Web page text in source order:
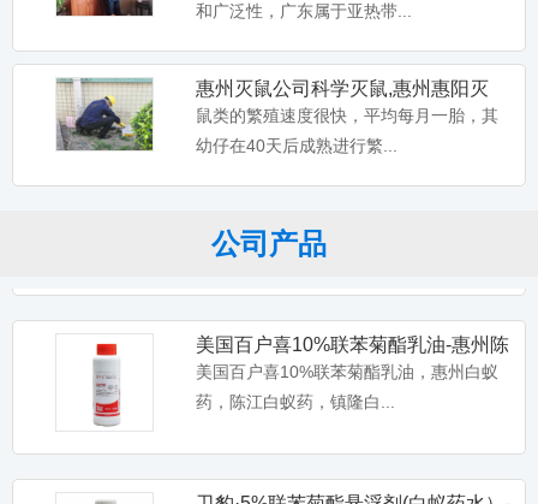
和广泛性，广东属于亚热带...
惠州灭鼠公司科学灭鼠,惠州惠阳灭
鼠,惠阳灭老鼠中心
鼠类的繁殖速度很快，平均每月一胎，其
幼仔在40天后成熟进行繁...
公司产品
大光明白蚁药水-装修预防家用户外消
蚁诱杀监测装置-惠州市卫...
美国百户喜10%联苯菊酯乳油-惠州陈
江镇隆水口装修预防白蚁
美国百户喜10%联苯菊酯乳油，惠州白蚁
药，陈江白蚁药，镇隆白...
卫豹·5%联苯菊酯悬浮剂(白蚁药水）-